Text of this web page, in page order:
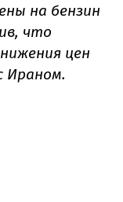
на бензин
что
цен
Ираном.